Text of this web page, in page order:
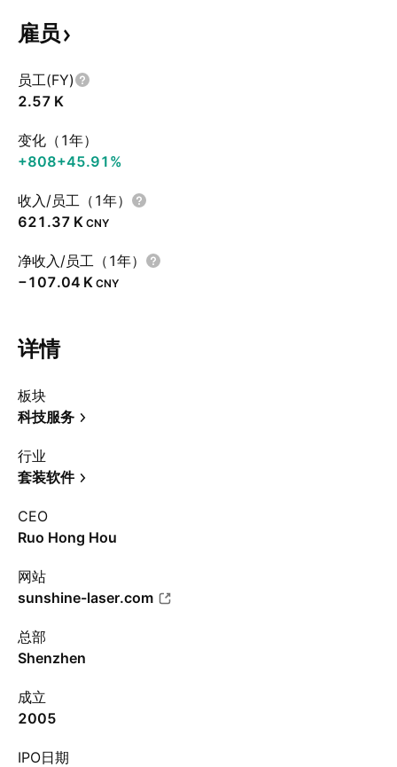
雇员
员工(FY)
‪2.57 K‬
变化（1年）
+808+45.91%
收入/员工（1年）
‪621.37 K‬ CNY
净收入/员工（1年）
‪−107.04 K‬ CNY
详情
板块
科技服务
行业
套装软件
CEO
Ruo Hong Hou
网站
sunshine-laser.com
总部
Shenzhen
成立
2005
IPO日期